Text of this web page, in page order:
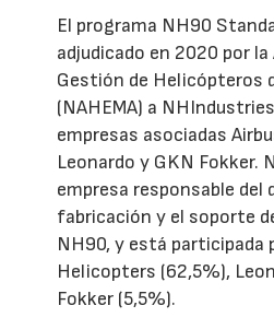
El programa NH90
adjudicado en 2020 por la
Gestión de Helicópteros
(NAHEMA) a
empresas asociadas
Leonardo y GKN Fokker.
empresa responsable del
fabricación y el soporte
NH90, y está participada
Helicopters (62,5%),
Fokker (5,5%).